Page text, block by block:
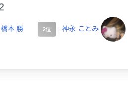
橋本 勝 2位 : 神永 ことみ